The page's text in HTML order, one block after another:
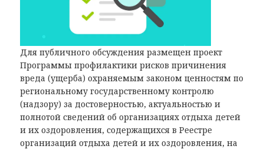
Для публичного обсуждения размещен проект
Программы профилактики рисков причинения
вреда (ущерба) охраняемым законом ценностям по
региональному государственному контролю
(надзору) за достоверностью, актуальностью и
полнотой сведений об организациях отдыха детей
и их оздоровления, содержащихся в Реестре
организаций отдыха детей и их оздоровления, на